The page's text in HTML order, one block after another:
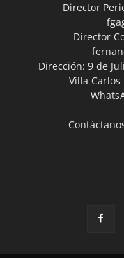
Director
Director
Dirección: 9 de
Villa Carlos